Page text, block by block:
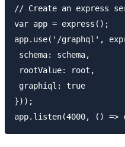
// Create an express
var app = express();
app.use('/graphql',
schema: schema,
rootValue: root,
graphiql: true
}));